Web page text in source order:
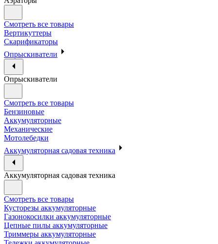
Смотреть все товары
Вертикуттеры
Скарификаторы
Опрыскиватели
Опрыскиватели
Смотреть все товары
Бензиновые
Аккумуляторные
Механические
Мотолебедки
Аккумуляторная садовая техника
Аккумуляторная садовая техника
Смотреть все товары
Кусторезы аккумуляторные
Газонокосилки аккумуляторные
Цепные пилы аккумуляторные
Триммеры аккумуляторные